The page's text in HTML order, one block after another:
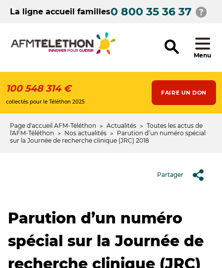
contenuLa ligne accueil familles0 800 35 36 37
Menu
100 548 314 €
collectés pour le Téléthon 2025
FAIRE UN DON
Fil
d'Ariane
Page d'accueil AFM-Téléthon Actualités
Toutes les actus de
l'AFM-Téléthon
Nos actualités
Parution d’un numéro spécial
sur la Journée de recherche clinique (JRC) 2018
Partager
Parution d’un numéro
spécial sur la Journée de
recherche clinique (JRC)